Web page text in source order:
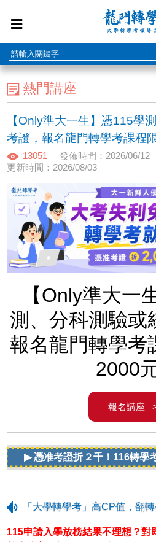
熱門講座
【Only準大一生】憑115學
考證，報名龍門轉學考課程
13051
發佈時間：2026/06/12
更新時間：2026/08/03
【Only準大一
測、分科測驗或
報名龍門轉學考
2000
報名講座
准考證折２千！116轉學考課程
「大學轉學考」高CP值，翻
115申請入學放榜結果不理想？對